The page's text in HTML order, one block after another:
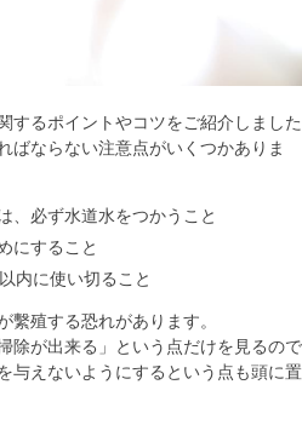
するポイントやコツをご紹介しました
ばならない注意点がいくつかありま
、必ず水道水をつかうこと
にすること
内に使い切ること
繫殖する恐れがあります。
除が出来る」という点だけを見るので
与えないようにするという点も頭に置